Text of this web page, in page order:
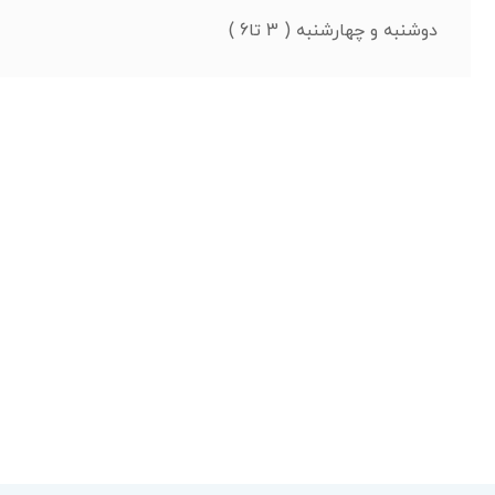
دوشنبه و چهارشنبه ( 3 تا6 )